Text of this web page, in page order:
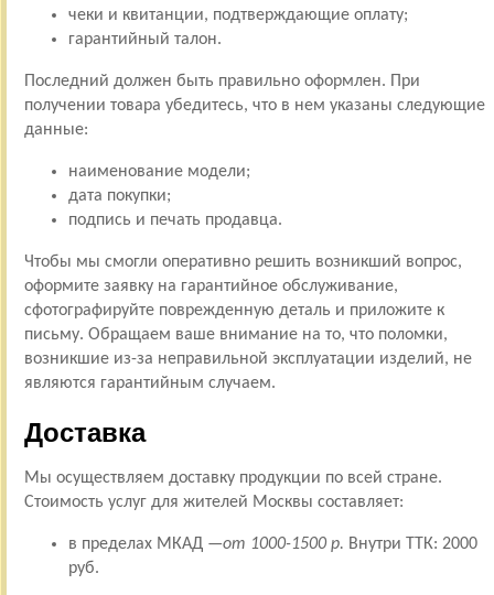
чеки и квитанции, подтверждающие оплату;
гарантийный талон.
Последний должен быть правильно оформлен. При
получении товара убедитесь, что в нем указаны следующие
данные:
наименование модели;
дата покупки;
подпись и печать продавца.
Чтобы мы смогли оперативно решить возникший вопрос,
оформите заявку на гарантийное обслуживание,
сфотографируйте поврежденную деталь и приложите к
письму. Обращаем ваше внимание на то, что поломки,
возникшие из-за неправильной эксплуатации изделий, не
являются гарантийным случаем.
Доставка
Мы осуществляем доставку продукции по всей стране.
Стоимость услуг для жителей Москвы составляет:
в пределах МКАД —от 1000-1500 р. Внутри ТТК: 2000
руб.